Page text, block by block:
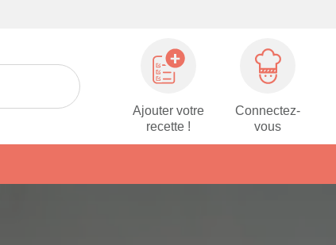
Ajouter votre
recette !
Connectez-
vous